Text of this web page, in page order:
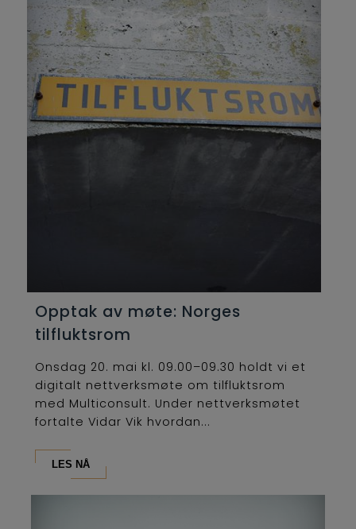
Opptak av møte: Norges
tilfluktsrom
Onsdag 20. mai kl. 09.00–09.30 holdt vi et
digitalt nettverksmøte om tilfluktsrom
med Multiconsult. Under nettverksmøtet
fortalte Vidar Vik hvordan...
LES NÅ